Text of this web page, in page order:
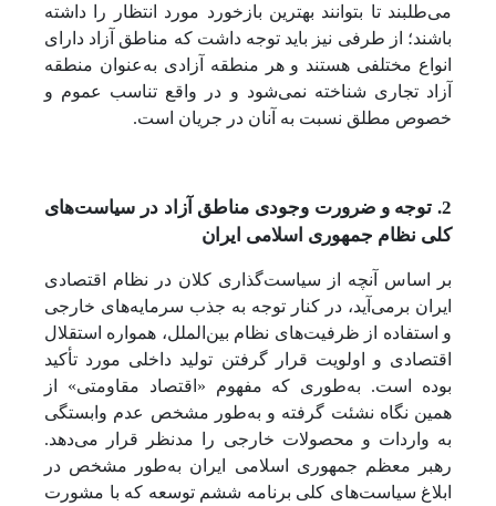
می‌طلبند تا بتوانند بهترین بازخورد مورد انتظار را داشته
باشند؛ از طرفی نیز باید توجه داشت که مناطق آزاد دارای
انواع مختلفی هستند و هر منطقه آزادی به‌عنوان منطقه
آزاد تجاری شناخته نمی‌شود و در واقع تناسب عموم و
خصوص مطلق نسبت به آنان در جریان است.
2. توجه و ضرورت وجودی مناطق آزاد در سیاست‌های
کلی نظام جمهوری اسلامی ایران
بر اساس آنچه از سیاست‌گذاری کلان در نظام اقتصادی
ایران برمی‌آید، در کنار توجه به جذب سرمایه‌های خارجی
و استفاده از ظرفیت‌های نظام بین‌الملل، همواره استقلال
اقتصادی و اولویت قرار گرفتن تولید داخلی مورد تأکید
بوده است. به‌طوری که مفهوم «اقتصاد مقاومتی» از
همین نگاه نشئت گرفته و به‌طور مشخص عدم وابستگی
به واردات و محصولات خارجی را مدنظر قرار می‌دهد.
رهبر معظم جمهوری اسلامی ایران به‌طور مشخص در
ابلاغ سیاست‌های کلی برنامه ششم توسعه که با مشورت